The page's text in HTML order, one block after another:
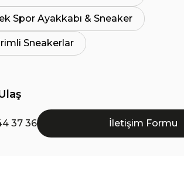
Spor Ayakkabı & Sneaker
Sneakerlar
37 36 İletişim Formu